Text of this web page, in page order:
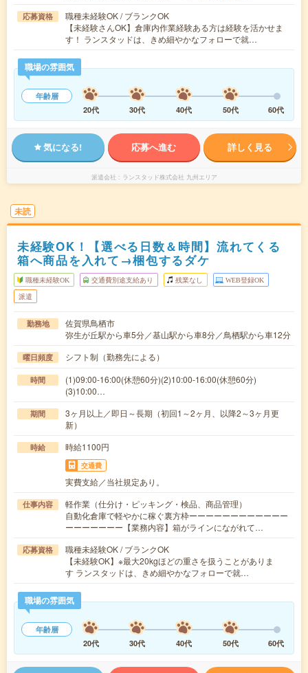
応募資格
職種未経験OK / ブランクOK
【未経験さんOK】倉庫内作業経験ある方は経験を活かせま
す！ ランスタッドは、きめ細やかなフォローで就…
職場の雰囲気
年齢層
20代
30代 40代 50代 60代
気になる! 応募へ進む 詳しく見る
派遣会社 ランスタッド株式会社 九州エリア
未読
未経験OK！【選べる日数＆時間】流れてくる
箱へ商品を入れて→梱包するダケ
職種未経験OK 交通費別途支給あり 残業なし WEB登録OK
派遣
勤務地
佐賀県鳥栖市
弥生が丘駅から車5分／基山駅から車8分／鳥栖駅から車12分
曜日頻度 シフト制（勤務先による）
時間
(1)09:00-16:00(休憩60分)(2)10:00-16:00(休憩60分)
(3)10:00…
期間
3ヶ月以上／即日～長期（初回1～2ヶ月、以降2～3ヶ月更
新）
時給 時給1100円
交通費
実費支給／当社規定あり。
仕事内容
軽作業（仕分け・ピッキング・検品、商品管理）
自動化倉庫で軽やかに稼ぐ裏方枠ーーーーーーーーーーーー
ーーーーーーー【業務内容】箱がラインにながれて…
応募資格
職種未経験OK / ブランクOK
【未経験OK】※最大20kgほどの重さを扱うことがありま
す ランスタッドは、きめ細やかなフォローで就…
職場の雰囲気
年齢層
20代
30代 40代 50代 60代